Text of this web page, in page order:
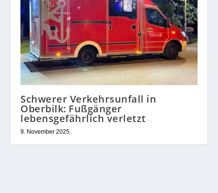
Schwerer Verkehrsunfall in
Oberbilk: Fußgänger
lebensgefährlich verletzt
9. November 2025